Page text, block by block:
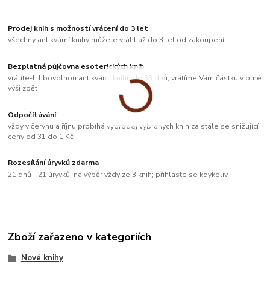
Prodej knih s možností vrácení do 3 let
všechny antikvární knihy můžete vrátit až do 3 let od zakoupení
Bezplatná půjčovna esoterických knih
vrátíte-li libovolnou antikvární knihu do 33 dnů, vrátíme Vám částku v plné
výši zpět
Odpočítávání
vždy v červnu a říjnu probíhá výprodej vybraných knih za stále se snižující
ceny od 31 do 1 Kč
Rozesílání úryvků zdarma
21 dnů - 21 úryvků; na výběr vždy ze 3 knih; přihlaste se kdykoliv
Zboží zařazeno v kategoriích
Nové knihy